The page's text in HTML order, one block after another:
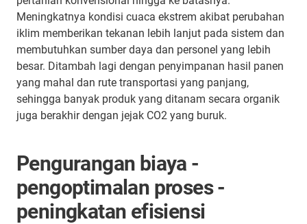
Meningkatnya kondisi cuaca ekstrem akibat perubahan
iklim memberikan tekanan lebih lanjut pada sistem dan
membutuhkan sumber daya dan personel yang lebih
besar. Ditambah lagi dengan penyimpanan hasil panen
yang mahal dan rute transportasi yang panjang,
sehingga banyak produk yang ditanam secara organik
juga berakhir dengan jejak CO2 yang buruk.
Pengurangan biaya -
pengoptimalan proses -
peningkatan efisiensi